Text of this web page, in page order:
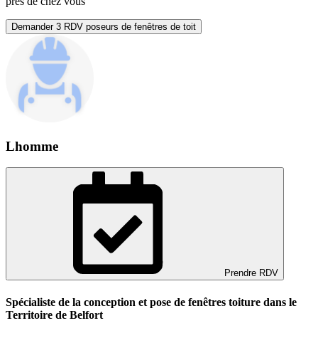
Demander 3 RDV poseurs de fenêtres de toit
Lhomme
Prendre RDV
Spécialiste de la conception et pose de fenêtres toiture dans le
Territoire de Belfort